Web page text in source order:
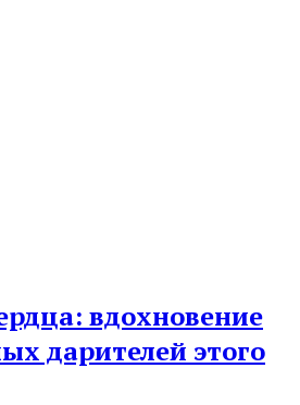
вдохновение
дарителей этого